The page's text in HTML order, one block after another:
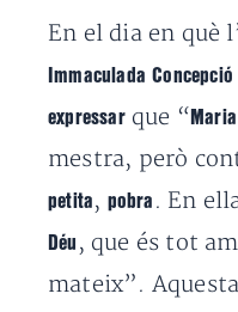
En el dia en què
Immaculada
expressarque “
mestra, però
petita , pobra . En
Déu , que és tot
mateix”.